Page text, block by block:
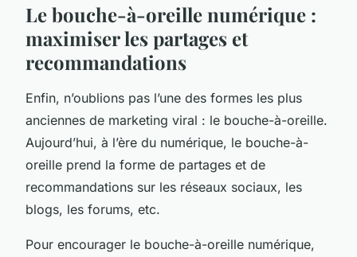
Le bouche-à-oreille numérique :
maximiser les partages et
recommandations
Enfin, n’oublions pas l’une des formes les plus
anciennes de marketing viral : le bouche-à-oreille.
Aujourd’hui, à l’ère du numérique, le bouche-à-
oreille prend la forme de partages et de
recommandations sur les réseaux sociaux, les
blogs, les forums, etc.
Pour encourager le bouche-à-oreille numérique,